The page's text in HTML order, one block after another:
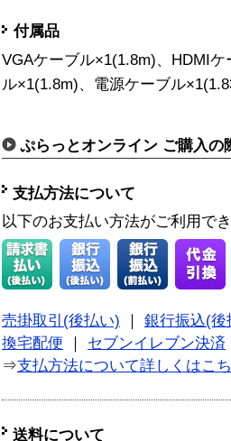
付属品
VGAケーブル×1(1.8m)、HDMI
ル×1(1.8m)、電源ケーブル
ぷらっとオンライン ご購入の
支払方法について
以下のお支払い方法がご利用で
売掛取引(後払い)
銀行振込(後
換宅配便
セブンイレブン決済
⇒支払方法について詳しくはこ
送料について